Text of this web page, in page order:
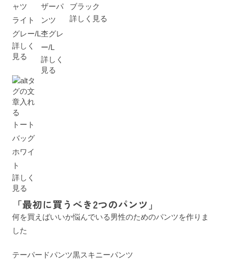
ャツ
ライト
グレー/L
詳しく
見る
ザーパ
ンツ
杢グレ
ー/L
詳しく
見る
ブラック
詳しく見る
トート
バッグ
ホワイ
ト
詳しく
見る
「最初に買うべき2つのパンツ」
何を買えばいいか悩んでいる男性のためのパンツを作りま
した
テーパードパンツ黒スキニーパンツ